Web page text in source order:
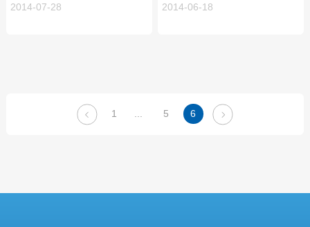
2014-07-28 2014-06-18
 1 5 6 